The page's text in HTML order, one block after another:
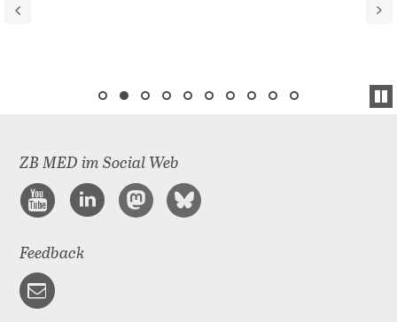
ZB MED im Social Web
Feedback